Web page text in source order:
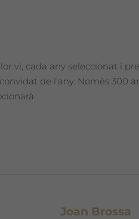
vi, cada any seleccionat i
de l'any. Només 300
...
Joan Brossa